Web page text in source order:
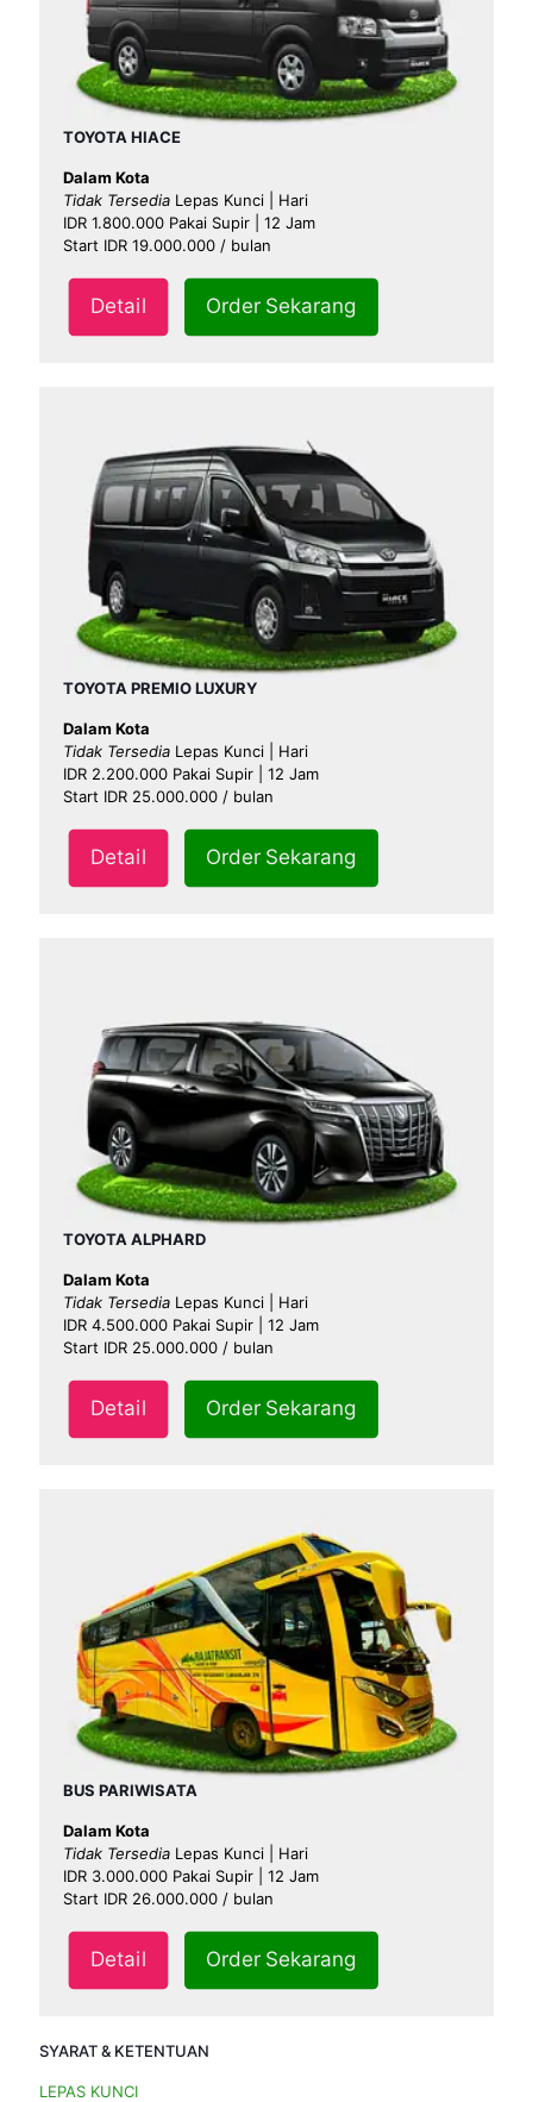
TOYOTA HIACE
Dalam Kota
Tidak Tersedia Lepas Kunci | Hari
IDR 1.800.000 Pakai Supir | 12 Jam
Start IDR 19.000.000 / bulan
Detail Order Sekarang
TOYOTA PREMIO LUXURY
Dalam Kota
Tidak Tersedia Lepas Kunci | Hari
IDR 2.200.000 Pakai Supir | 12 Jam
Start IDR 25.000.000 / bulan
Detail Order Sekarang
TOYOTA ALPHARD
Dalam Kota
Tidak Tersedia Lepas Kunci | Hari
IDR 4.500.000 Pakai Supir | 12 Jam
Start IDR 25.000.000 / bulan
Detail Order Sekarang
BUS PARIWISATA
Dalam Kota
Tidak Tersedia Lepas Kunci | Hari
IDR 3.000.000 Pakai Supir | 12 Jam
Start IDR 26.000.000 / bulan
Detail Order Sekarang
SYARAT & KETENTUAN
LEPAS KUNCI